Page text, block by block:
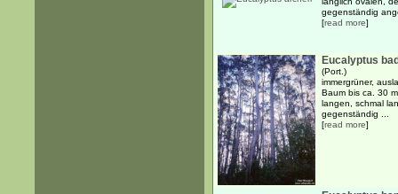
gegenständig
[read more]
Eucalyptus
(Port.)
immergrüner,
Baum bis ca. 30
langen, schmal
gegenständig ...
[read more]